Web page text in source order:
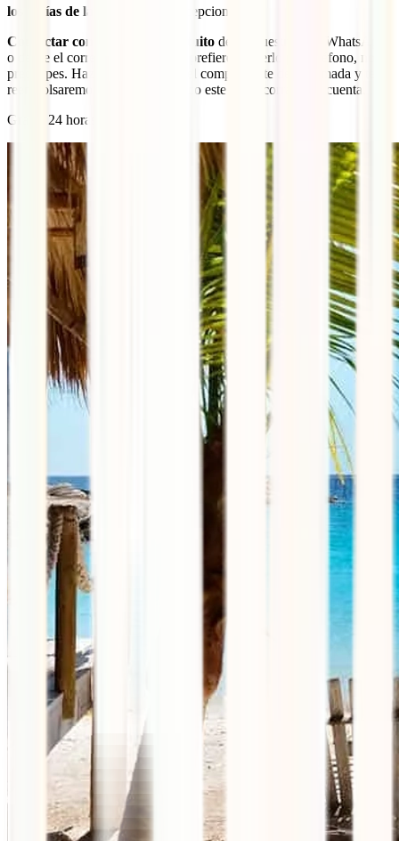
los 7 días de la semana
. Sin excepciones.
Contactar con nosotros es gratuito desde nuestra app, WhatsApp
o desde el correo electrónico. Si prefieres hacerlo por teléfono, no te
preocupes. Haznos llegar luego el comprobante de la llamada y te la
reembolsaremos para que tampoco este gasto corra de tu cuenta.
Gratis, 24 horas y en tu idioma.